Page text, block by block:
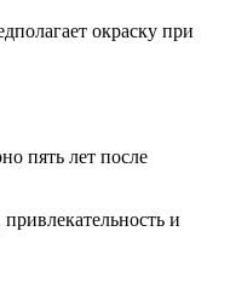
окраску при
пять лет после
и